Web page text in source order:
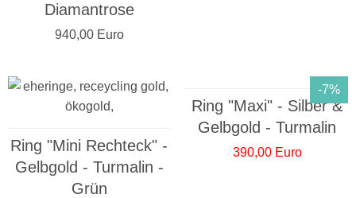
Diamantrose
940,00 Euro
Ring "Mini Rechteck" -
Gelbgold - Turmalin -
Grün
Ring "Maxi" - Silber &
Gelbgold - Turmalin
-7%
390,00 Euro